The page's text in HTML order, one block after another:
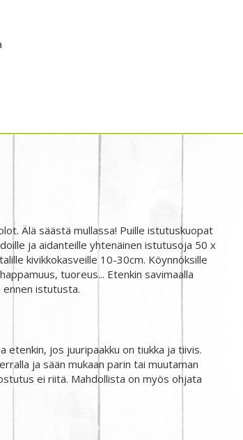
Älä säästä mullassa! Puille istutuskuopat
ja aidanteille yhtenäinen istutusoja 50 x
kivikkokasveille 10-30cm. Köynnöksille
tuoreus... Etenkin savimaalla
ennen istutusta.
jos juuripaakku on tiukka ja tiivis.
ja sään mukaan parin tai muutaman
ei riitä. Mahdollista on myös ohjata